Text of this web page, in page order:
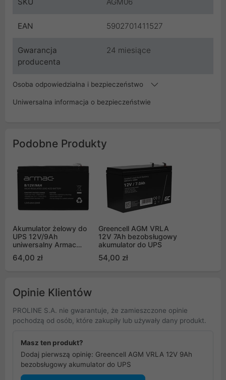
EAN 5902701411527
Gwarancja
producenta
24 miesiące
Osoba odpowiedzialna i bezpieczeństwo
Uniwersalna informacja o bezpieczeństwie
Podobne Produkty
Akumulator żelowy do
UPS 12V/9Ah
uniwersalny Armac
64,00 zł
Greencell AGM VRLA
12V 7Ah bezobsługowy
akumulator do UPS
54,00 zł
Opinie Klientów
PROLINE S.A. nie gwarantuje, że zamieszczone opinie
pochodzą od osób, które zakupiły lub używały dany produkt.
Masz ten produkt?
Dodaj pierwszą opinię: Greencell AGM VRLA 12V 9Ah
bezobsługowy akumulator do UPS